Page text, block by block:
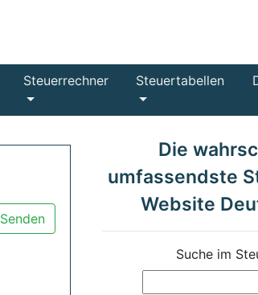
Steuerrechner Steuertabellen
Senden
Die
umfassendste
Website
Suche im